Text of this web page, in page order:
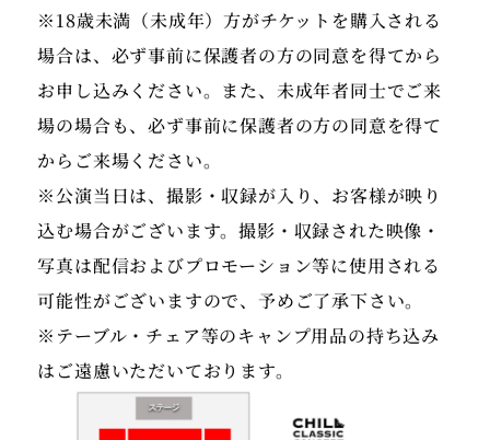
※18歳未満（未成年）方がチケットを購入される
場合は、必ず事前に保護者の方の同意を得てから
お申し込みください。また、未成年者同士でご来
場の場合も、必ず事前に保護者の方の同意を得て
からご来場ください。
※公演当日は、撮影・収録が入り、お客様が映り
込む場合がございます。撮影・収録された映像・
写真は配信およびプロモーション等に使用される
可能性がございますので、予めご了承下さい。
※テーブル・チェア等のキャンプ用品の持ち込み
はご遠慮いただいております。